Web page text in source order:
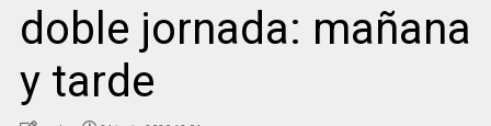
doble jornada: mañana
y tarde